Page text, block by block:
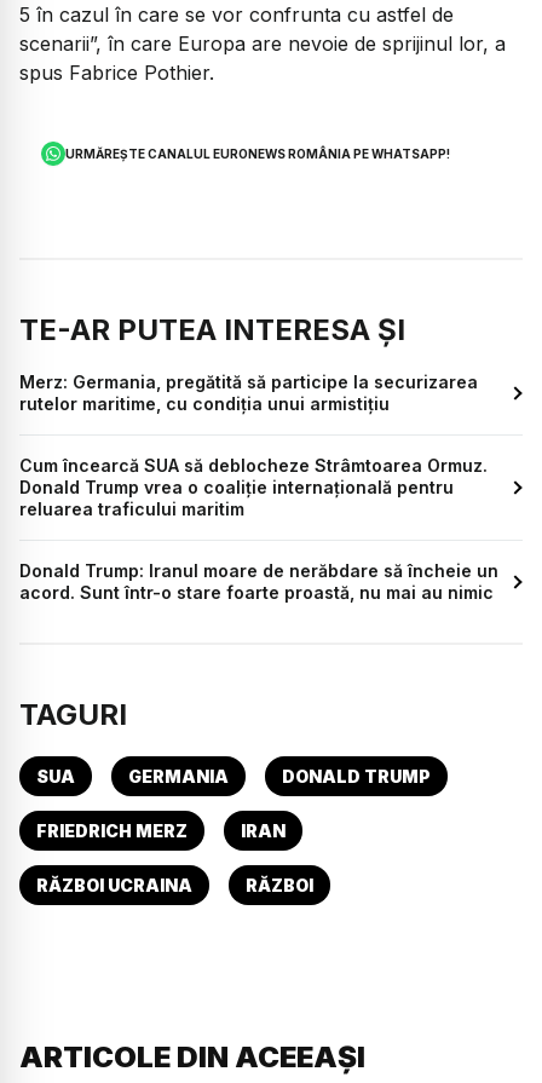
5 în cazul în care se vor confrunta cu astfel de
scenarii”, în care Europa are nevoie de sprijinul lor, a
spus Fabrice Pothier.
URMĂREȘTE CANALUL EURONEWS ROMÂNIA PE WHATSAPP!
TE-AR PUTEA INTERESA ȘI
Merz: Germania, pregătită să participe la securizarea
rutelor maritime, cu condiția unui armistițiu
Cum încearcă SUA să deblocheze Strâmtoarea Ormuz.
Donald Trump vrea o coaliție internațională pentru
reluarea traficului maritim
Donald Trump: Iranul moare de nerăbdare să încheie un
acord. Sunt într-o stare foarte proastă, nu mai au nimic
TAGURI
SUA GERMANIA DONALD TRUMP
FRIEDRICH MERZ IRAN
RĂZBOI UCRAINA RĂZBOI
ARTICOLE DIN ACEEAȘI